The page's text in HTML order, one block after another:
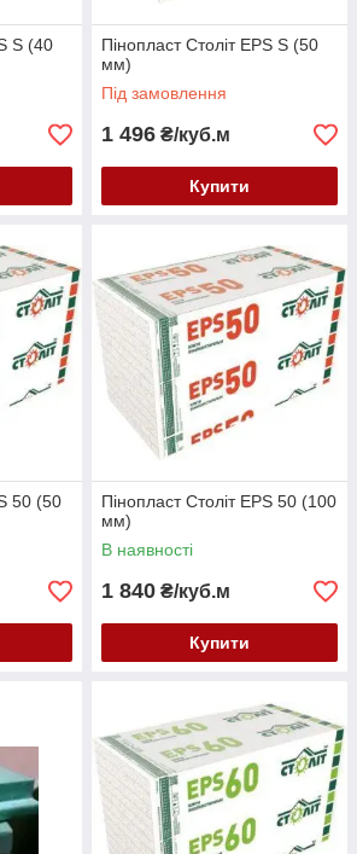
S (40
Пінопласт Століт EPS S (50
мм)
Під замовлення
1 496 ₴/куб.м
Купити
50 (50
Пінопласт Століт EPS 50 (100
мм)
В наявності
1 840 ₴/куб.м
Купити